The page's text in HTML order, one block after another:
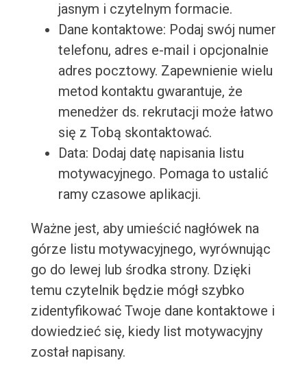
jasnym i czytelnym formacie.
Dane kontaktowe: Podaj swój numer
telefonu, adres e-mail i opcjonalnie
adres pocztowy. Zapewnienie wielu
metod kontaktu gwarantuje, że
menedżer ds. rekrutacji może łatwo
się z Tobą skontaktować.
Data: Dodaj datę napisania listu
motywacyjnego. Pomaga to ustalić
ramy czasowe aplikacji.
Ważne jest, aby umieścić nagłówek na
górze listu motywacyjnego, wyrównując
go do lewej lub środka strony. Dzięki
temu czytelnik będzie mógł szybko
zidentyfikować Twoje dane kontaktowe i
dowiedzieć się, kiedy list motywacyjny
został napisany.